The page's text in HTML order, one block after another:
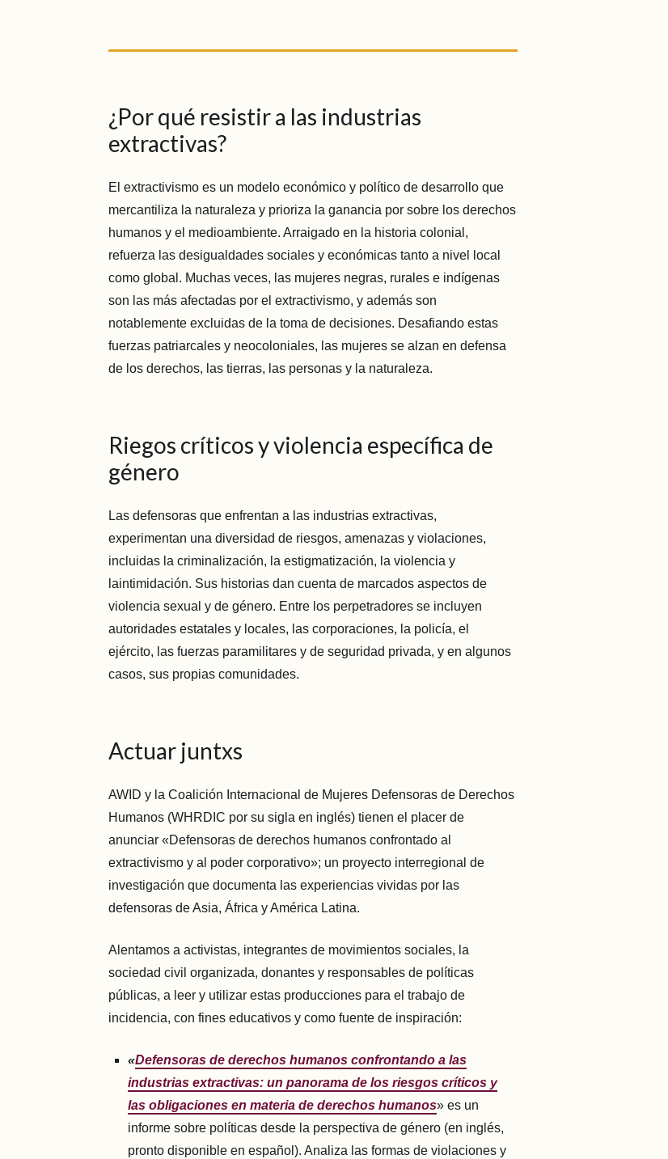
¿Por qué resistir a las industrias
extractivas?
El extractivismo es un modelo económico y político de desarrollo que
mercantiliza la naturaleza y prioriza la ganancia por sobre los derechos
humanos y el medioambiente. Arraigado en la historia colonial,
refuerza las desigualdades sociales y económicas tanto a nivel local
como global. Muchas veces, las mujeres negras, rurales e indígenas
son las más afectadas por el extractivismo, y además son
notablemente excluidas de la toma de decisiones. Desafiando estas
fuerzas patriarcales y neocoloniales, las mujeres se alzan en defensa
de los derechos, las tierras, las personas y la naturaleza.
Riegos críticos y violencia específica de
género
Las defensoras que enfrentan a las industrias extractivas,
experimentan una diversidad de riesgos, amenazas y violaciones,
incluidas la criminalización, la estigmatización, la violencia y
laintimidación. Sus historias dan cuenta de marcados aspectos de
violencia sexual y de género. Entre los perpetradores se incluyen
autoridades estatales y locales, las corporaciones, la policía, el
ejército, las fuerzas paramilitares y de seguridad privada, y en algunos
casos, sus propias comunidades.
Actuar juntxs
AWID y la Coalición Internacional de Mujeres Defensoras de Derechos
Humanos (WHRDIC por su sigla en inglés) tienen el placer de
anunciar «Defensoras de derechos humanos confrontado al
extractivismo y al poder corporativo»; un proyecto interregional de
investigación que documenta las experiencias vividas por las
defensoras de Asia, África y América Latina.
Alentamos a activistas, integrantes de movimientos sociales, la
sociedad civil organizada, donantes y responsables de políticas
públicas, a leer y utilizar estas producciones para el trabajo de
incidencia, con fines educativos y como fuente de inspiración:
«Defensoras de derechos humanos confrontando a las
industrias extractivas:un panorama de los riesgos críticos y
las obligaciones en materia de derechos humanos» es un
informe sobre políticas desde la perspectiva de género (en inglés,
pronto disponible en español). Analiza las formas de violaciones y